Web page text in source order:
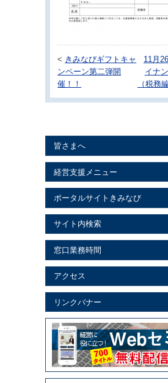
< きみなびギフトキャ
ンペーン第二弾開
催！！
11月
イナ
（税務
皆さまへ
経営支援メニュー
ポータルサイトきみなび
サイト内検索
窓口業務時間
アクセス
リンクバナー